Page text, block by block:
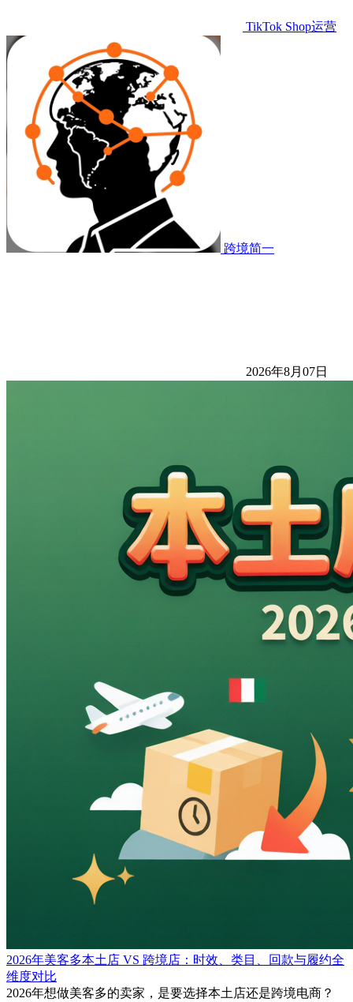
TikTok Shop运营
跨境简一
2026年8月07日
2026年美客多本土店 VS 跨境店：时效、类目、回款与履约全
维度对比
2026年想做美客多的卖家，是要选择本土店还是跨境电商？